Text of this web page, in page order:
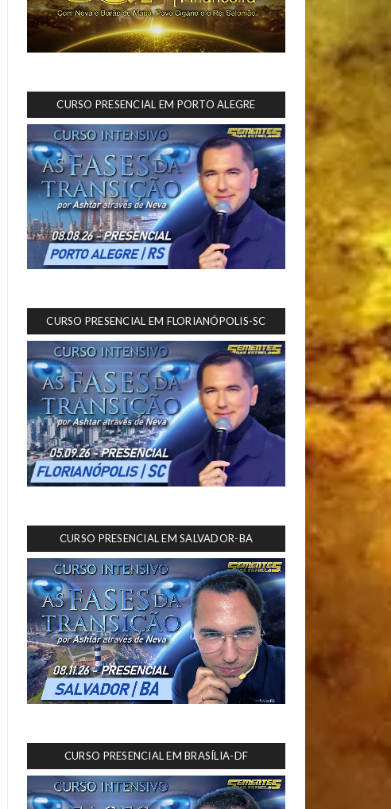
CURSO PRESENCIAL EM PORTO ALEGRE
CURSO PRESENCIAL EM FLORIANÓPOLIS-SC
CURSO PRESENCIAL EM SALVADOR-BA
CURSO PRESENCIAL EM BRASÍLIA-DF